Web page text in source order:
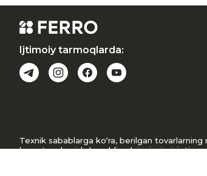
Ijtimoiy tarmoqlarda:
Texnik sabablarga ko‘ra, berilgan
buyurtma berishdan oldin o‘zingizni